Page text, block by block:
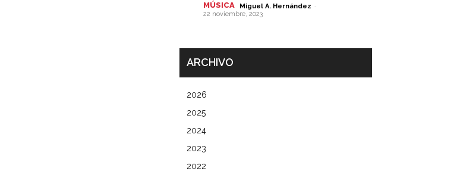
MÚSICA Miguel A. Hernández -
22 noviembre, 2023
ARCHIVO
2026
2025
2024
2023
2022